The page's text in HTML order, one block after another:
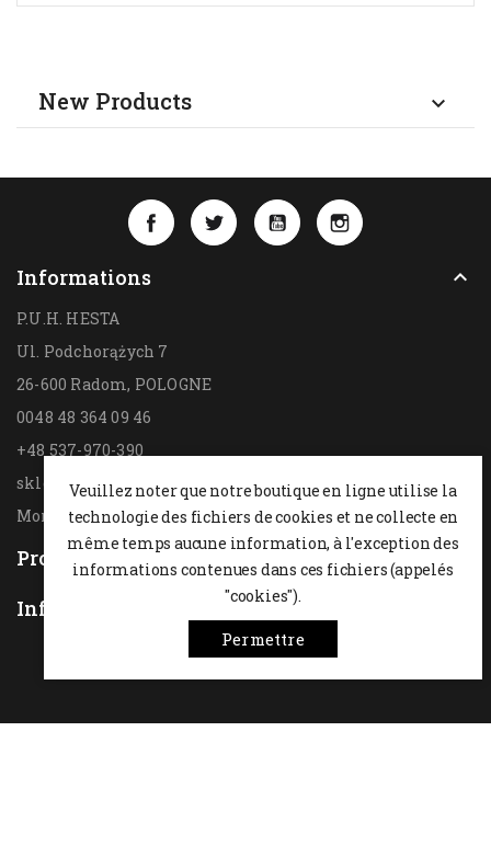
New Products 
FacebookTwitterYouTubeInstagram
Informations 
P.U.H. HESTA
Ul. Podchorążych 7
26-600 Radom, POLOGNE
0048 48 364 09 46
+48 537-970-390
sklep@hesta.pl
Mon-Fri: 9-18; Sat: 9-14
Produits

Information
Veuillez noter que notre boutique en ligne utilise la
technologie des fichiers de cookies et ne collecte en
même temps aucune information, à l'exception des
informations contenues dans ces fichiers (appelés
"cookies").
Permettre